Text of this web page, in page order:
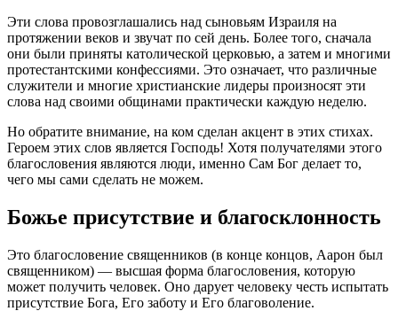
Эти слова провозглашались над сыновьям Израиля на
протяжении веков и звучат по сей день. Более того, сначала
они были приняты католической церковью, а затем и многими
протестантскими конфессиями. Это означает, что различные
служители и многие христианские лидеры произносят эти
слова над своими общинами практически каждую неделю.
Но обратите внимание, на ком сделан акцент в этих стихах.
Героем этих слов является Господь! Хотя получателями этого
благословения являются люди, именно Сам Бог делает то,
чего мы сами сделать не можем.
Божье присутствие и благосклонность
Это благословение священников (в конце концов, Аарон был
священником) — высшая форма благословения, которую
может получить человек. Оно дарует человеку честь испытать
присутствие Бога, Его заботу и Его благоволение.